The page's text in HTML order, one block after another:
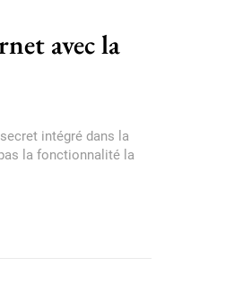
avec la
intégré dans la
la fonctionnalité la